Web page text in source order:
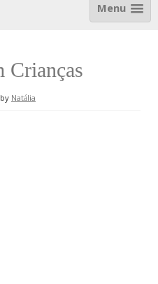
Menu
Crianças
byNatália